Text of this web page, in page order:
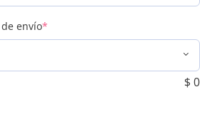
envío*
$0